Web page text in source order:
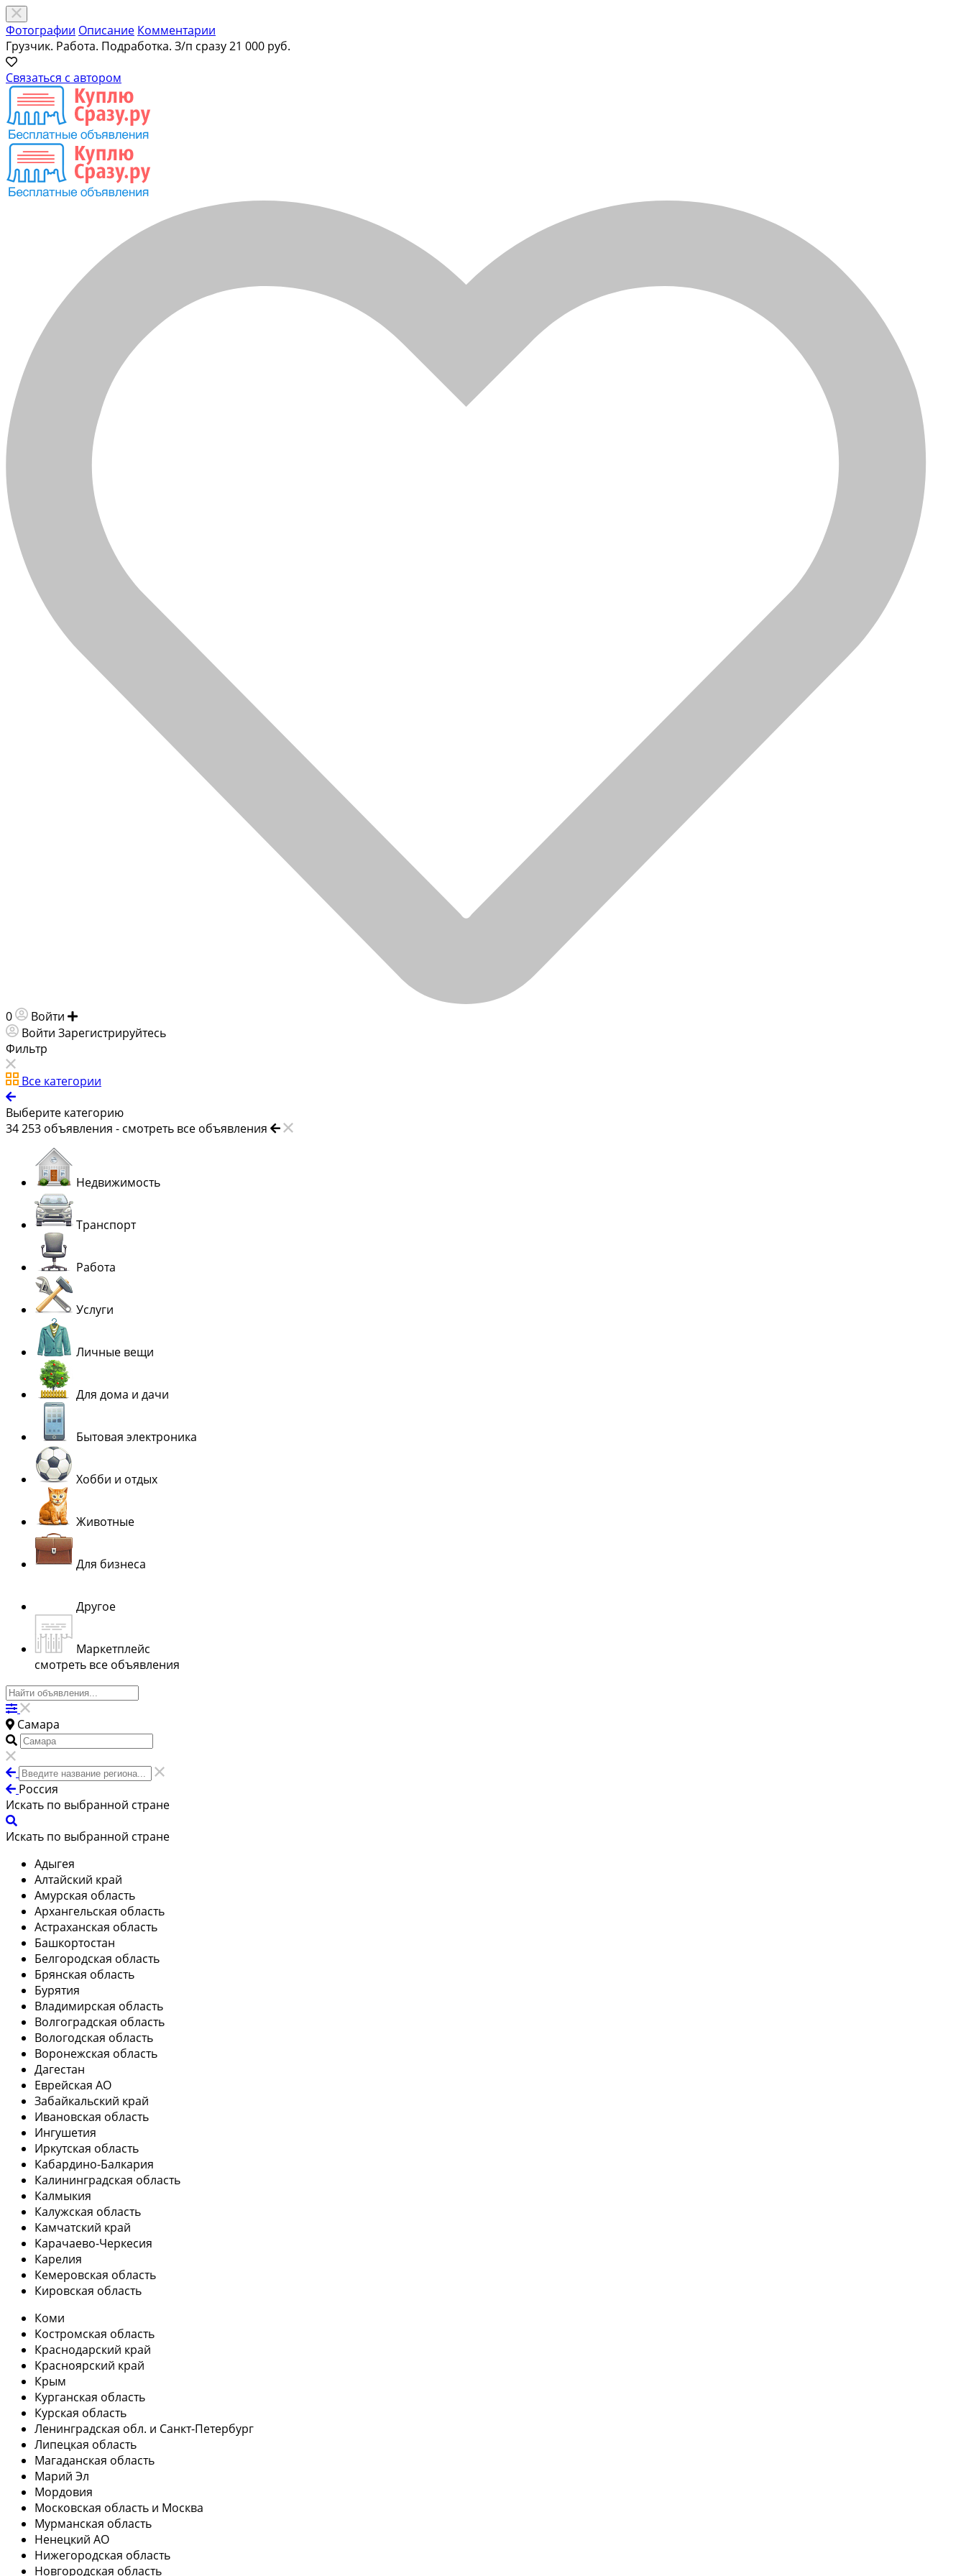
Фотографии Описание Комментарии
Грузчик. Работа. Подработка. З/п сразу21 000 руб.
Связаться с автором
0 Войти
Войти Зарегистрируйтесь
Фильтр
Все категории
Выберите категорию
34 253 объявления - смотреть все объявления
Недвижимость
Транспорт
Работа
Услуги
Личные вещи
Для дома и дачи
Бытовая электроника
Хобби и отдых
Животные
Для бизнеса
Другое
Маркетплейс
смотреть все объявления
Самара
Россия
Искать по выбранной стране
Искать по выбранной стране
Адыгея
Алтайский край
Амурская область
Архангельская область
Астраханская область
Башкортостан
Белгородская область
Брянская область
Бурятия
Владимирская область
Волгоградская область
Вологодская область
Воронежская область
Дагестан
Еврейская АО
Забайкальский край
Ивановская область
Ингушетия
Иркутская область
Кабардино-Балкария
Калининградская область
Калмыкия
Калужская область
Камчатский край
Карачаево-Черкесия
Карелия
Кемеровская область
Кировская область
Коми
Костромская область
Краснодарский край
Красноярский край
Крым
Курганская область
Курская область
Ленинградская обл. и Санкт-Петербург
Липецкая область
Магаданская область
Марий Эл
Мордовия
Московская область и Москва
Мурманская область
Ненецкий АО
Нижегородская область
Новгородская область